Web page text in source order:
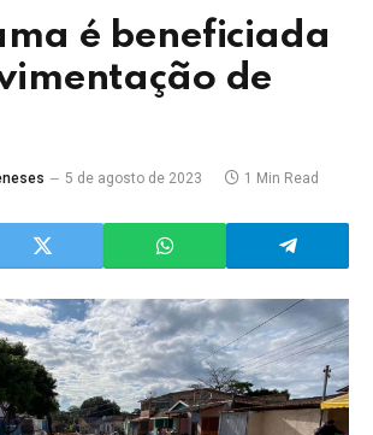
é beneficiada
de
5 de agosto de 2023 1 Min Read